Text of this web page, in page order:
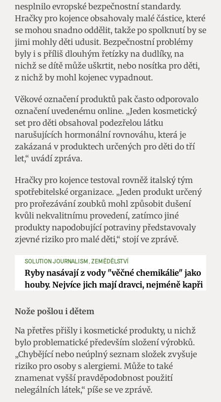
nesplnilo evropské bezpečnostní standardy.
Hračky pro kojence obsahovaly malé částice, které
se mohou snadno oddělit, takže po spolknutí by se
jimi mohly děti udusit. Bezpečnostní problémy
byly i s příliš dlouhým řetízky na dudlíky, na
nichž se dítě může uškrtit, nebo nosítka pro děti,
z nichž by mohl kojenec vypadnout.
Věkové označení produktů pak často odporovalo
označení uvedenému online. „Jeden kosmetický
set pro děti obsahoval podezřelou látku
narušujících hormonální rovnováhu, která je
zakázaná v produktech určených pro děti do tří
let,“ uvádí zpráva.
Hračky pro kojence testoval rovněž italský tým
spotřebitelské organizace. „Jeden produkt určený
pro prořezávání zoubků mohl způsobit dušení
kvůli nekvalitnímu provedení, zatímco jiné
produkty napodobující potraviny představovaly
zjevné riziko pro malé děti,“ stojí ve zprávě.
SOLUTION JOURNALISM, ZEMĚDĚLSTVÍ
Ryby nasávají z vody "věčné chemikálie" jako
houby. Nejvíce jich mají dravci, nejméně kapři
Nože pošlou i dětem
Na přetřes přišly i kosmetické produkty, u nichž
bylo problematické především složení výrobků.
„Chybějící nebo neúplný seznam složek zvyšuje
riziko pro osoby s alergiemi. Může to také
znamenat vyšší pravděpodobnost použití
nelegálních látek,“ píše se ve zprávě.